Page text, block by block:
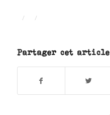
/ /
Partager cet article